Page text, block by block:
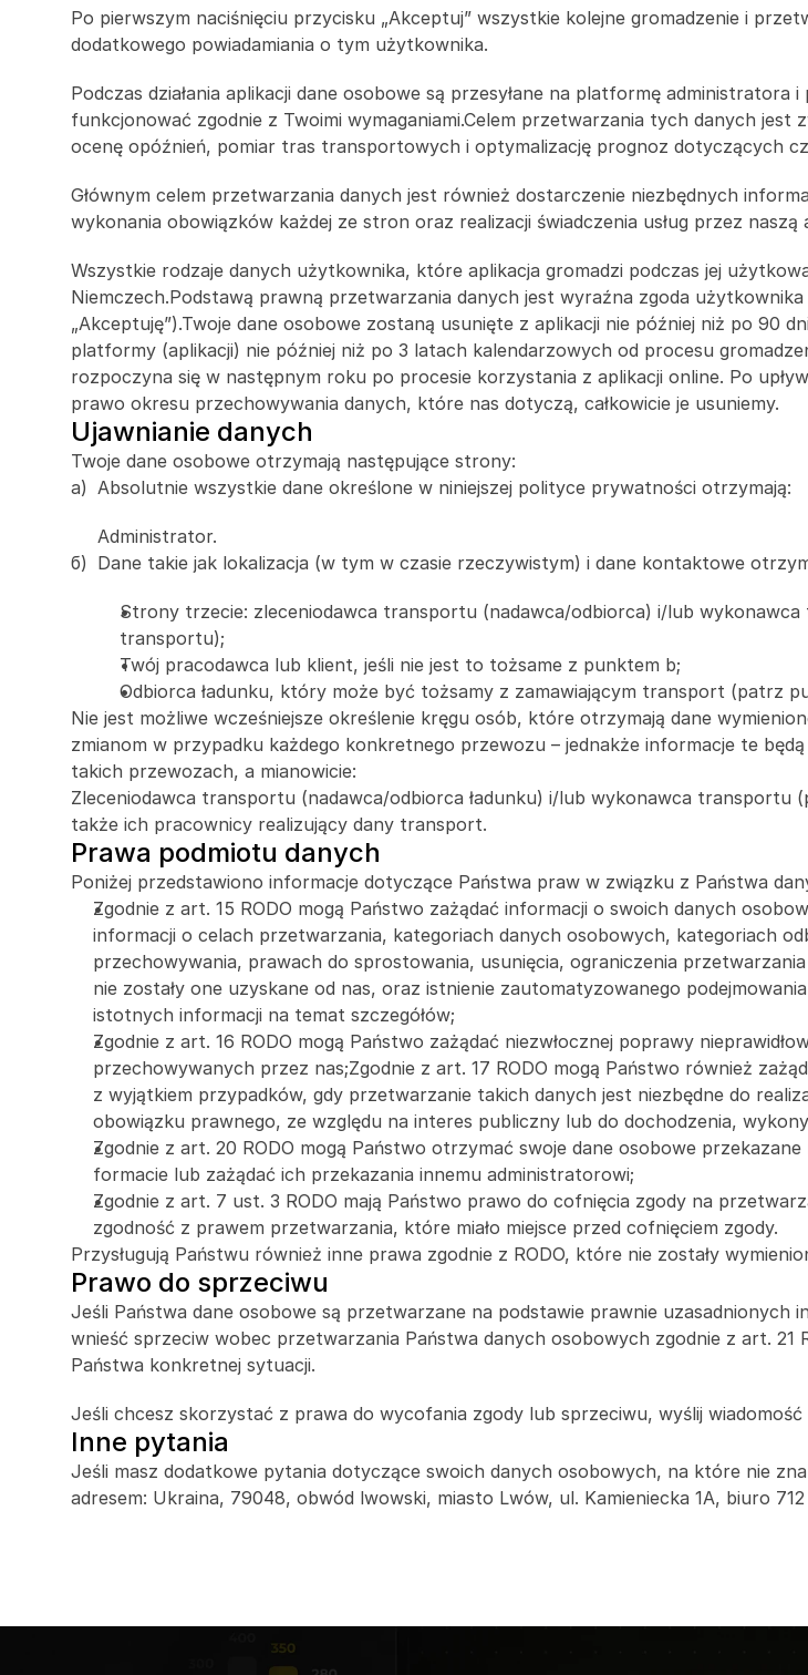
Po pierwszym naciśnięciu przycisku „Akceptuj” wszystkie kolejne gromadzenie i
dodatkowego powiadamiania o tym użytkownika.
Podczas działania aplikacji dane osobowe są przesyłane na platformę
funkcjonować zgodnie z Twoimi wymaganiami.Celem przetwarzania tych danych
ocenę opóźnień, pomiar tras transportowych i optymalizację prognoz dotyczących
Głównym celem przetwarzania danych jest również dostarczenie niezbędnych
wykonania obowiązków każdej ze stron oraz realizacji świadczenia usług przez naszą
Wszystkie rodzaje danych użytkownika, które aplikacja gromadzi podczas jej
Niemczech.Podstawą prawną przetwarzania danych jest wyraźna zgoda
„Akceptuję”).Twoje dane osobowe zostaną usunięte z aplikacji nie później niż po 90
platformy (aplikacji) nie później niż po 3 latach kalendarzowych od procesu
rozpoczyna się w następnym roku po procesie korzystania z aplikacji online. Po
prawo okresu przechowywania danych, które nas dotyczą, całkowicie je usuniemy.
Ujawnianie danych
Twoje dane osobowe otrzymają następujące strony:
а) Absolutnie wszystkie dane określone w niniejszej polityce prywatności otrzymają:
Administrator.
б) Dane takie jak lokalizacja (w tym w czasie rzeczywistym) i dane kontaktowe
Strony trzecie: zleceniodawca transportu (nadawca/odbiorca) i/lub
transportu);
Twój pracodawca lub klient, jeśli nie jest to tożsame z punktem b;
Odbiorca ładunku, który może być tożsamy z zamawiającym transport (patrz
Nie jest możliwe wcześniejsze określenie kręgu osób, które otrzymają dane
zmianom w przypadku każdego konkretnego przewozu – jednakże informacje te
takich przewozach, a mianowicie:
Zleceniodawca transportu (nadawca/odbiorca ładunku) i/lub wykonawca
także ich pracownicy realizujący dany transport.
Prawa podmiotu danych
Poniżej przedstawiono informacje dotyczące Państwa praw w związku z Państwa
Zgodnie z art. 15 RODO mogą Państwo zażądać informacji o swoich danych
informacji o celach przetwarzania, kategoriach danych osobowych, kategoriach
przechowywania, prawach do sprostowania, usunięcia, ograniczenia
nie zostały one uzyskane od nas, oraz istnienie zautomatyzowanego
istotnych informacji na temat szczegółów;
Zgodnie z art. 16 RODO mogą Państwo zażądać niezwłocznej poprawy
przechowywanych przez nas;Zgodnie z art. 17 RODO mogą Państwo również
z wyjątkiem przypadków, gdy przetwarzanie takich danych jest niezbędne do
obowiązku prawnego, ze względu na interes publiczny lub do dochodzenia,
Zgodnie z art. 20 RODO mogą Państwo otrzymać swoje dane osobowe
formacie lub zażądać ich przekazania innemu administratorowi;
Zgodnie z art. 7 ust. 3 RODO mają Państwo prawo do cofnięcia zgody na
zgodność z prawem przetwarzania, które miało miejsce przed cofnięciem zgody.
Przysługują Państwu również inne prawa zgodnie z RODO, które nie zostały
Prawo do sprzeciwu
Jeśli Państwa dane osobowe są przetwarzane na podstawie prawnie
wnieść sprzeciw wobec przetwarzania Państwa danych osobowych zgodnie z art. 21
Państwa konkretnej sytuacji.
Jeśli chcesz skorzystać z prawa do wycofania zgody lub sprzeciwu, wyślij wiadomość
Inne pytania
Jeśli masz dodatkowe pytania dotyczące swoich danych osobowych, na które nie
adresem: Ukraina, 79048, obwód lwowski, miasto Lwów, ul. Kamieniecka 1A, biuro